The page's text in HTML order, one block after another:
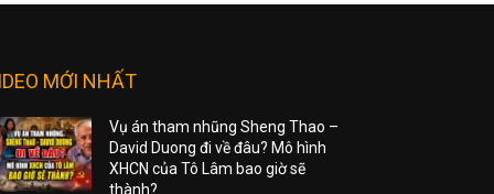
MỚI NHẤT
Vụ án tham nhũng Sheng Thao –
David Duong đi về đâu? Mô hình
XHCN của Tô Lâm bao giờ sẽ
thành?